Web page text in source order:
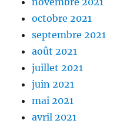
octobre 2021
septembre 2021
août 2021
juillet 2021
juin 2021
mai 2021
avril 2021